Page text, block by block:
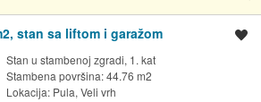
stan sa liftom i garažom
Stan u stambenoj zgradi, 1. kat
Stambena površina: 44.76 m2
Lokacija: Pula, Veli vrh